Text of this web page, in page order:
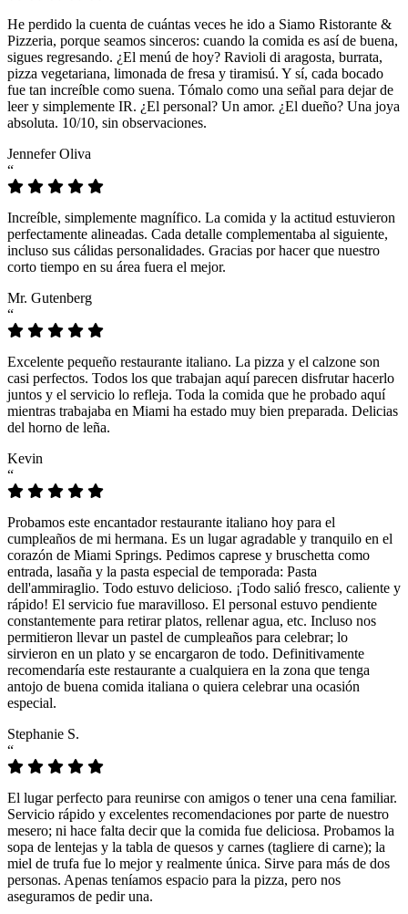
He perdido la cuenta de cuántas veces he ido a Siamo Ristorante &
Pizzeria, porque seamos sinceros: cuando la comida es así de buena,
sigues regresando. ¿El menú de hoy? Ravioli di aragosta, burrata,
pizza vegetariana, limonada de fresa y tiramisú. Y sí, cada bocado
fue tan increíble como suena. Tómalo como una señal para dejar de
leer y simplemente IR. ¿El personal? Un amor. ¿El dueño? Una joya
absoluta. 10/10, sin observaciones.
Jennefer Oliva
“
Increíble, simplemente magnífico. La comida y la actitud estuvieron
perfectamente alineadas. Cada detalle complementaba al siguiente,
incluso sus cálidas personalidades. Gracias por hacer que nuestro
corto tiempo en su área fuera el mejor.
Mr. Gutenberg
“
Excelente pequeño restaurante italiano. La pizza y el calzone son
casi perfectos. Todos los que trabajan aquí parecen disfrutar hacerlo
juntos y el servicio lo refleja. Toda la comida que he probado aquí
mientras trabajaba en Miami ha estado muy bien preparada. Delicias
del horno de leña.
Kevin
“
Probamos este encantador restaurante italiano hoy para el
cumpleaños de mi hermana. Es un lugar agradable y tranquilo en el
corazón de Miami Springs. Pedimos caprese y bruschetta como
entrada, lasaña y la pasta especial de temporada: Pasta
dell'ammiraglio. Todo estuvo delicioso. ¡Todo salió fresco, caliente y
rápido! El servicio fue maravilloso. El personal estuvo pendiente
constantemente para retirar platos, rellenar agua, etc. Incluso nos
permitieron llevar un pastel de cumpleaños para celebrar; lo
sirvieron en un plato y se encargaron de todo. Definitivamente
recomendaría este restaurante a cualquiera en la zona que tenga
antojo de buena comida italiana o quiera celebrar una ocasión
especial.
Stephanie S.
“
El lugar perfecto para reunirse con amigos o tener una cena familiar.
Servicio rápido y excelentes recomendaciones por parte de nuestro
mesero; ni hace falta decir que la comida fue deliciosa. Probamos la
sopa de lentejas y la tabla de quesos y carnes (tagliere di carne); la
miel de trufa fue lo mejor y realmente única. Sirve para más de dos
personas. Apenas teníamos espacio para la pizza, pero nos
aseguramos de pedir una.